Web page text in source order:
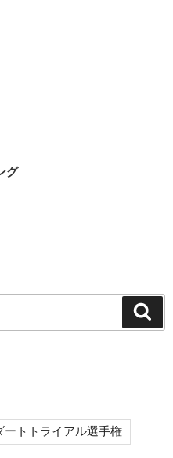
グ
ートトライアル選手権